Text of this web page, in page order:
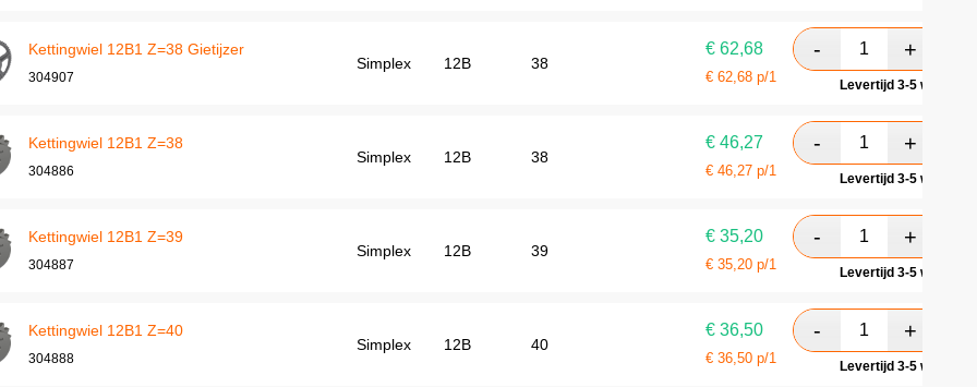
Kettingwiel 12B1 Z=38 Gietijzer
304907
Simplex 12B 38
€ 62,68
€ 62,68 p/1 Levertijd 3-5
Kettingwiel 12B1 Z=38
304886
Simplex 12B 38
€ 46,27
€ 46,27 p/1 Levertijd 3-5
Kettingwiel 12B1 Z=39
304887
Simplex 12B 39
€ 35,20
€ 35,20 p/1 Levertijd 3-5
Kettingwiel 12B1 Z=40
304888
Simplex 12B 40
€ 36,50
€ 36,50 p/1 Levertijd 3-5